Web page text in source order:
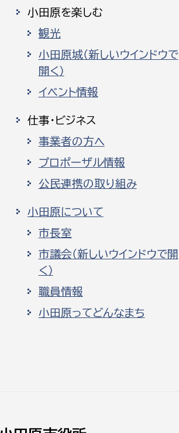
小田原を楽しむ
観光
小田原城（新しいウインドウで
開く）
イベント情報
仕事・ビジネス
事業者の方へ
プロポーザル情報
公民連携の取り組み
小田原について
市長室
市議会（新しいウインドウで開
く）
職員情報
小田原ってどんなまち